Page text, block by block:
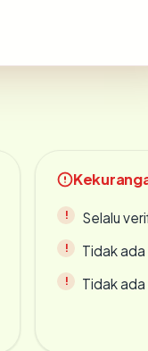
Selalu
Tidak
Tidak